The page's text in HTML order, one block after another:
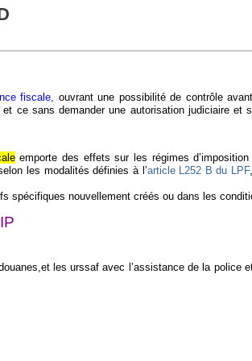
fiscale, ouvrant une possibilité de contrôle
ce sans demander une autorisation judiciaire et
emporte des effets sur les régimes
les modalités définies à l’article L252 B du LPF
spécifiques nouvellement créés ou dans les
les urssaf avec l’assistance de la police